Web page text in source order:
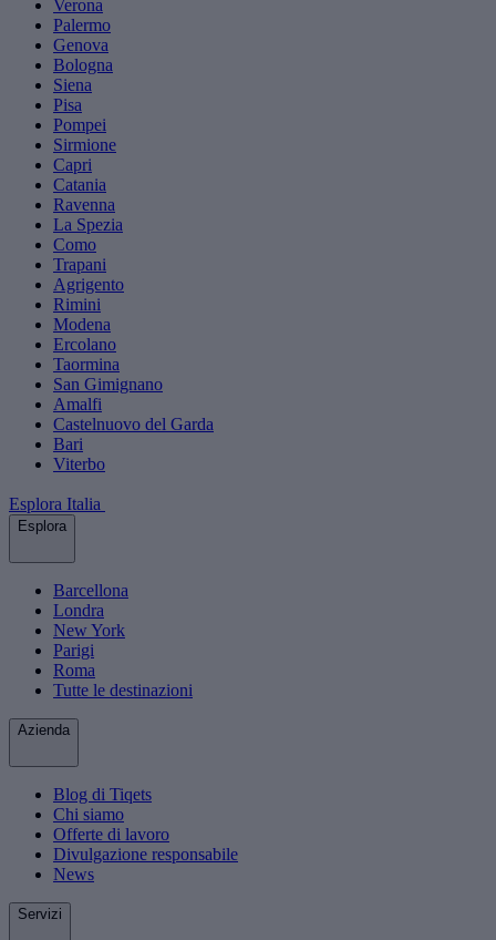
Verona
Palermo
Genova
Bologna
Siena
Pisa
Pompei
Sirmione
Capri
Catania
Ravenna
La Spezia
Como
Trapani
Agrigento
Rimini
Modena
Ercolano
Taormina
San Gimignano
Amalfi
Castelnuovo del Garda
Bari
Viterbo
Esplora Italia
Esplora
Barcellona
Londra
New York
Parigi
Roma
Tutte le destinazioni
Azienda
Blog di Tiqets
Chi siamo
Offerte di lavoro
Divulgazione responsabile
News
Servizi